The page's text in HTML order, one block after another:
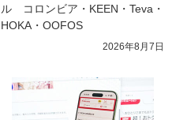
ル　コロンビア・KEEN・Teva・
HOKA・OOFOS
2026年8月7日